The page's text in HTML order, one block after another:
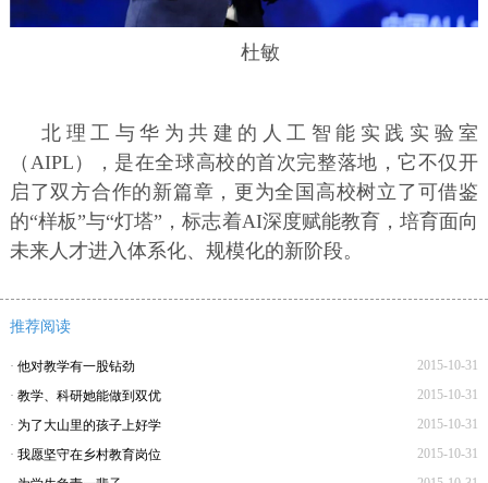
杜敏
北理工与华为共建的人工智能实践实验室
（AIPL），是在全球高校的首次完整落地，它不仅开
启了双方合作的新篇章，更为全国高校树立了可借鉴
的“样板”与“灯塔”，标志着AI深度赋能教育，培育面向
未来人才进入体系化、规模化的新阶段。
推荐阅读
2015-10-31
· 他对教学有一股钻劲
2015-10-31
· 教学、科研她能做到双优
2015-10-31
· 为了大山里的孩子上好学
2015-10-31
· 我愿坚守在乡村教育岗位